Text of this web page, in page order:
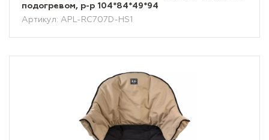
подогревом, р-р 104*84*49*94
Артикул: APL-RC707D-HS1